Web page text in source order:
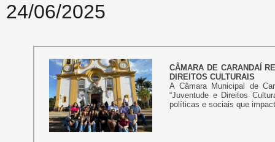
24/06/2025
CÂMARA DE CARANDAÍ
DIREITOS CULTURAIS
A Câmara Municipal de
“Juventude e Direitos
políticas e sociais que